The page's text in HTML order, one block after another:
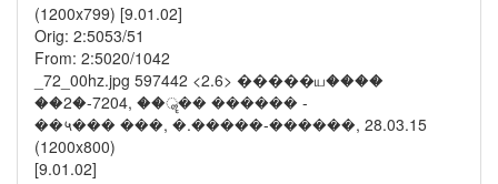
(1200x799) [9.01.02]
Orig: 2:5053/51
From: 2:5020/1042
_72_00hz.jpg 597442 <2.6> �����ய����
��2�-7204, ��ॣ�� ������ -
��५��� ���, �.�����-������, 28.03.15
(1200x800)
[9.01.02]